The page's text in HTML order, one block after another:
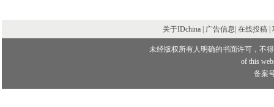
关于IDchina | 广告信息| 在线投稿
未经版权所有人明确的书面许可，不
of this
备案